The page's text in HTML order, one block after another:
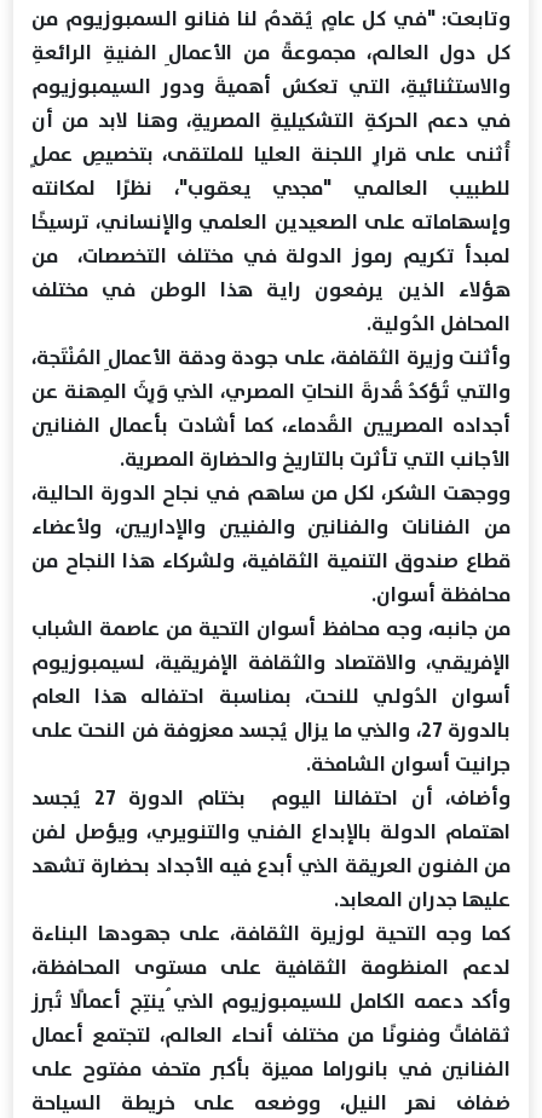
وتابعت: "في كل عامٍ يُقدمُ لنا فنانو السمبوزيوم من
كل دول العالم، مجموعةً من الأعمالِ الفنيةِ الرائعةِ
والاستثنائيةِ، التي تعكسُ أهميةَ ودور السيمبوزيوم
في دعم الحركةِ التشكيليةِ المصريةِ، وهنا لابد من أن
أُثنى على قرارِ اللجنة العليا للملتقى، بتخصيصِ عملٍ
للطبيب العالمي "مجدي يعقوب"، نظرًا لمكانته
وإسهاماته على الصعيدين العلمي والإنساني، ترسيخًا
لمبدأ تكريم رموز الدولة في مختلف التخصصات، من
هؤلاء الذين يرفعون راية هذا الوطن في مختلف
المحافل الدُولية.
وأثنت وزيرة الثقافة، على جودة ودقة الأعمالِ المُنْتَجة،
والتي تُؤكدُ قُدرةَ النحاتِ المصري، الذي وَرِثَ المِهنة عن
أجداده المصريين القُدماء، كما أشادت بأعمال الفنانين
الأجانب التي تأثرت بالتاريخ والحضارة المصرية.
ووجهت الشكر، لكل من ساهم في نجاح الدورة الحالية،
من الفنانات والفنانين والفنيين والإداريين، ولأعضاء
قطاع صندوق التنمية الثقافية، ولشركاء هذا النجاح من
محافظة أسوان.
من جانبه، وجه محافظ أسوان التحية من عاصمة الشباب
الإفريقي، والاقتصاد والثقافة الإفريقية، لسيمبوزيوم
أسوان الدُولي للنحت، بمناسبة احتفاله هذا العام
بالدورة 27، والذي ما يزال يُجسد معزوفة فن النحت على
جرانيت أسوان الشامخة.
وأضاف، أن احتفالنا اليوم بختام الدورة 27 يُجسد
اهتمام الدولة بالإبداع الفني والتنويري، ويؤصل لفن
من الفنون العريقة الذي أبدع فيه الأجداد بحضارة تشهد
عليها جدران المعابد.
كما وجه التحية لوزيرة الثقافة، على جهودها البناءة
لدعم المنظومة الثقافية على مستوى المحافظة،
وأكد دعمه الكامل للسيمبوزيوم الذي ُينتِج أعمالًا تُبرز
ثقافاتً وفنونًا من مختلف أنحاء العالم، لتجتمع أعمال
الفنانين في بانوراما مميزة بأكبر متحف مفتوح على
ضفاف نهر النيل، ووضعه على خريطة السياحة